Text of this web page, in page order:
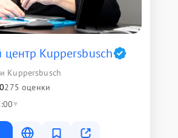
Kuppersbusch
Kuppersbusch
275 оценки